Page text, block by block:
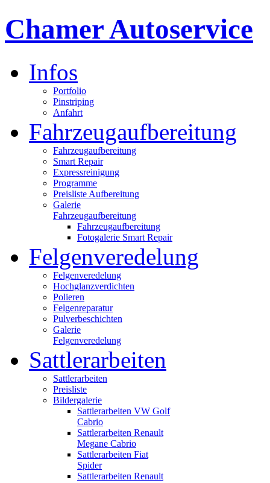
Chamer Autoservice
Infos
Portfolio
Pinstriping
Anfahrt
Fahrzeugaufbereitung
Fahrzeugaufbereitung
Smart Repair
Expressreinigung
Programme
Preisliste Aufbereitung
Galerie
Fahrzeugaufbereitung
Fahrzeugaufbereitung
Fotogalerie Smart Repair
Felgenveredelung
Felgenveredelung
Hochglanzverdichten
Polieren
Felgenreparatur
Pulverbeschichten
Galerie
Felgenveredelung
Sattlerarbeiten
Sattlerarbeiten
Preisliste
Bildergalerie
Sattlerarbeiten VW Golf
Cabrio
Sattlerarbeiten Renault
Megane Cabrio
Sattlerarbeiten Fiat
Spider
Sattlerarbeiten Renault